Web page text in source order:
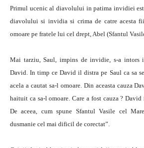
Primul ucenic al diavolului in patima invidiei
diavolului si invidia si crima de catre acesta
omoare pe fratele lui cel drept, Abel (Sfantul
Mai tarziu, Saul, impins de invidie, s-a intors
David. In timp ce David il distra pe Saul ca sa
acela a cautat sa-l omoare. Din aceasta cauza
haituit ca sa-l omoare. Care a fost cauza ?
De aceea, cum spune Sfantul Vasile cel
dusmanie cel mai dificil de corectat”.